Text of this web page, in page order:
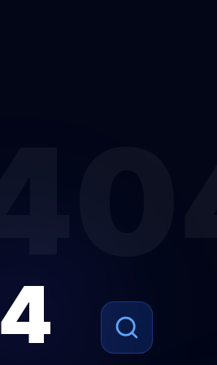
404
4